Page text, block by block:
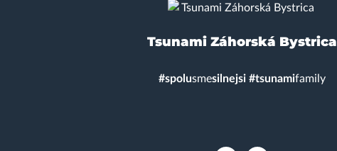
Tsunami Záhorská Bystrica
#spolusmesilnejsi #tsunamifamily